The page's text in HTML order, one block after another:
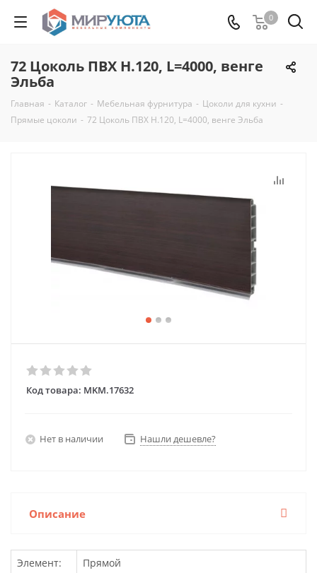
0
72 Цоколь ПВХ H.120, L=4000, венге
Эльба
Главная - Каталог - Мебельная фурнитура - Цоколи для кухни -
Прямые цоколи - 72 Цоколь ПВХ H.120, L=4000, венге Эльба
Код товара: MKM.17632
Нет в наличии Нашли дешевле?
Описание
Элемент:
Прямой